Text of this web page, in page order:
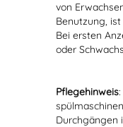
von
Benutzung,
Bei ersten
oder
Pflegehinweis
Durchgängen